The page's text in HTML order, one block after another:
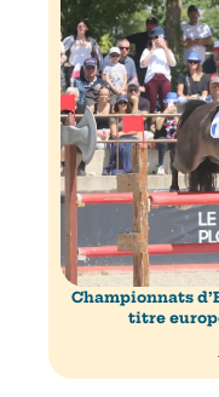
Championnats
titre